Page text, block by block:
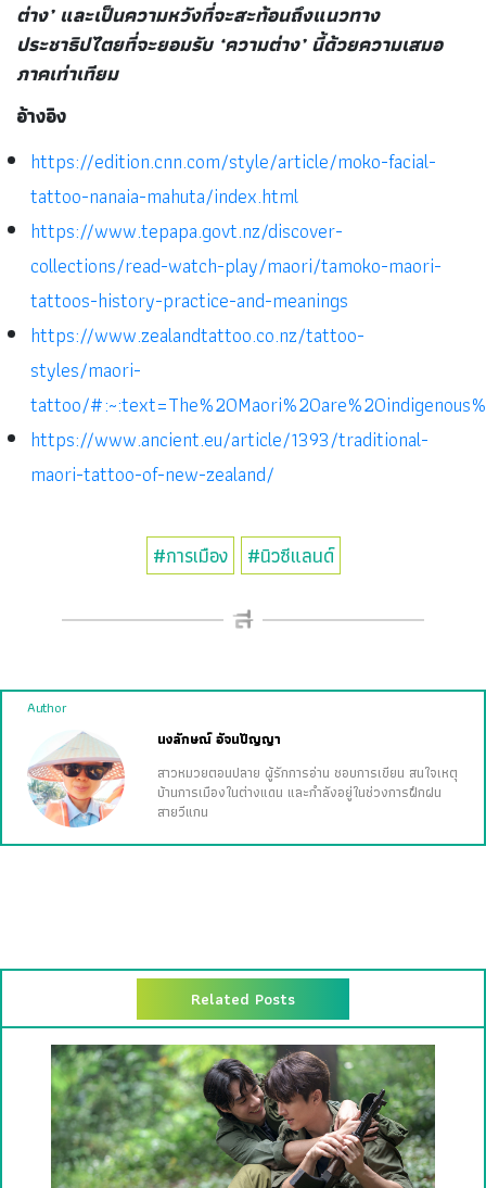
ต่าง’ และเป็นความหวังที่จะสะท้อนถึงแนวทาง
ประชาธิปไตยที่จะยอมรับ ‘ความต่าง’ นี้ด้วยความเสมอ
ภาคเท่าเทียม
อ้างอิง
https://edition.cnn.com/style/article/moko-facial-
tattoo-nanaia-mahuta/index.html
https://www.tepapa.govt.nz/discover-
collections/read-watch-play/maori/tamoko-maori-
tattoos-history-practice-and-meanings
https://www.zealandtattoo.co.nz/tattoo-
styles/maori-
tattoo/
https://www.ancient.eu/article/1393/traditional-
maori-tattoo-of-new-zealand/
#การเมือง #นิวซีแลนด์
Author
นงลักษณ์ อัจนปัญญา
สาวหมวยตอนปลาย ผู้รักการอ่าน ชอบการเขียน สนใจเหตุ
บ้านการเมืองในต่างแดน และกำลังอยู่ในช่วงการฝึกฝน
สายวีแกน
Related Posts